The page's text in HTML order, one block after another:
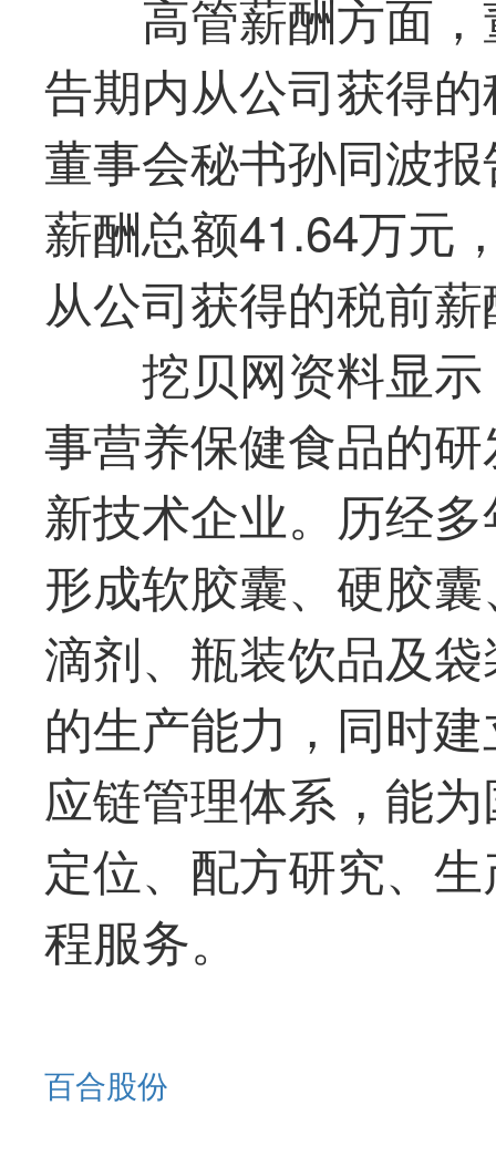
高管薪酬方面
告期内从公司获得
董事会秘书孙同波
薪酬总额41.64万元
从公司获得的税前
挖贝网资料显
事营养保健食品的
新技术企业。历经
形成软胶囊、硬胶
滴剂、瓶装饮品及
的生产能力，同时
应链管理体系，能
定位、配方研究、
程服务。
百合股份